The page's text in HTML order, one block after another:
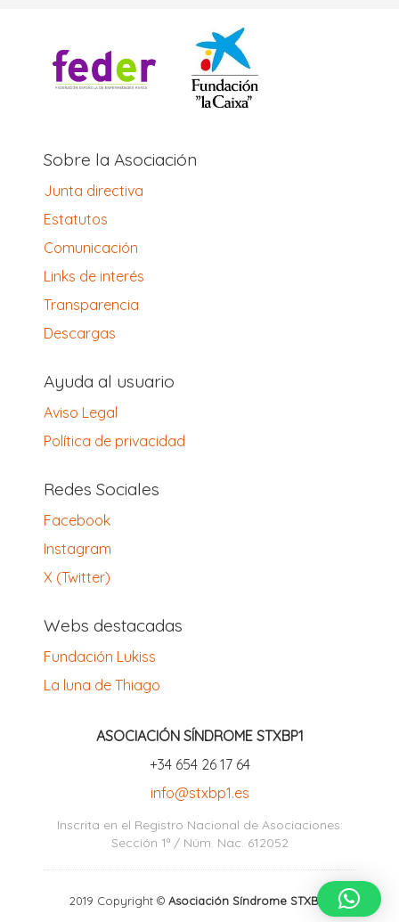
Sobre la Asociación
Junta directiva
Estatutos
Comunicación
Links de interés
Transparencia
Descargas
Ayuda al usuario
Aviso Legal
Política de privacidad
Redes Sociales
Facebook
Instagram
X (Twitter)
Webs destacadas
Fundación Lukiss
La luna de Thiago
ASOCIACIÓN SÍNDROME STXBP1
‪+34 654 26 17 64‬
info@stxbp1.es
Inscrita en el Registro Nacional de Asociaciones:
Sección 1ª / Núm. Nac. 612052
2019 Copyright ©Asociación Síndrome STXBP1